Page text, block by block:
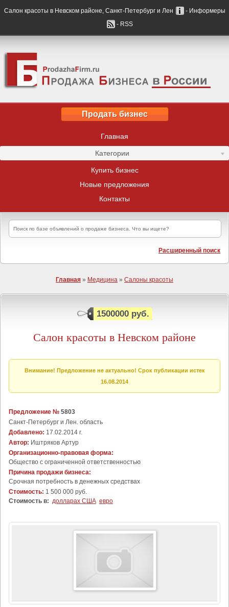
Салон красоты в Невском районе, Санкт-Петербург и Лен
- Информеры
- RSS
Продать бизнес
Главная
Категории
Купить бизнес
Новые предложения
Контакты
Расширенный поиск
Главная » Медицина » Салоны красоты
1500000 руб.
Салон красоты в Невском районе
Внимание! Предложение не актуально! Срок публикации истек
16.08.2014
Предложение № 5803
Санкт-Петербург и Лен. область
Добавлено: 17.02.2014 г.
Автор: Иштряков Артур
Организационно-правовая форма:
Общество с ограниченной ответственностью
Причина продажи бизнеса:
Срочная потребность в денежных средствах
Стоимость: 1 500 000 руб.
Стоимость в: долларах США евро